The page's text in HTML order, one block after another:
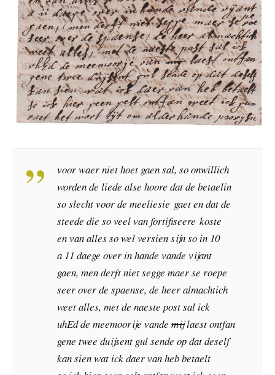
voor waer niet hoet gaen sal, so onwillich
worden de liede alse hoore dat de betaelin
so slecht voor de meeliesie gaet en dat de
steede die so veel van fortifiseere koste
en van alles so wel versien sijn so in 10
a 11 daege over in hande vande vijant
gaen, men derft niet segge maer se roepe
seer over de spaense, de heer almachtich
weet alles, met de naeste post sal ick
uhEd de meemoorije vandemijlaest ontfan
gene twee duijsent gul sende op dat deself
kan sien wat ick daer van heb betaelt